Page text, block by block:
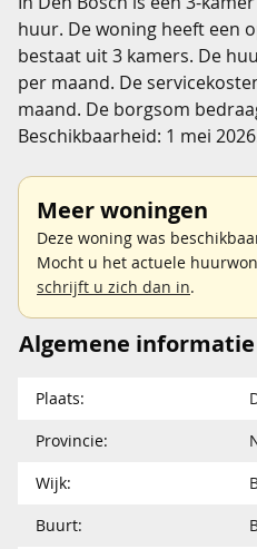
huur. De woning heeft een
bestaat uit 3 kamers. De
per maand. De
maand. De borgsom
Beschikbaarheid: 1 mei
Meer woningen
Deze woning was
Mocht u het actuele
schrijft u zich dan in.
Algemene informatie
Plaats:
Provincie:
Wijk:
Buurt: